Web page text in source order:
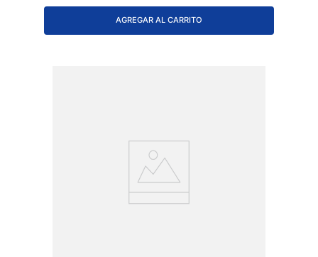
AGREGAR AL CARRITO